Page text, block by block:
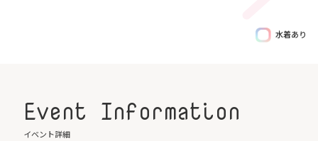
水着あり
Event Information
イベント詳細